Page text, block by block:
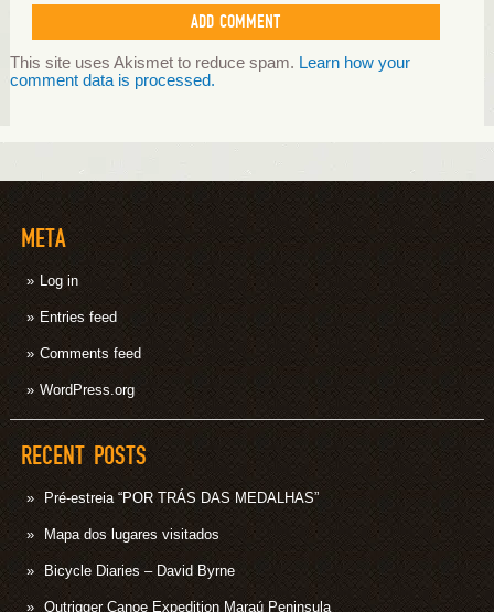
This site uses Akismet to reduce spam. Learn how your
comment data is processed.
META
Log in
Entries feed
Comments feed
WordPress.org
RECENT POSTS
Pré-estreia “POR TRÁS DAS MEDALHAS”
Mapa dos lugares visitados
Bicycle Diaries – David Byrne
Outrigger Canoe Expedition Maraú Peninsula